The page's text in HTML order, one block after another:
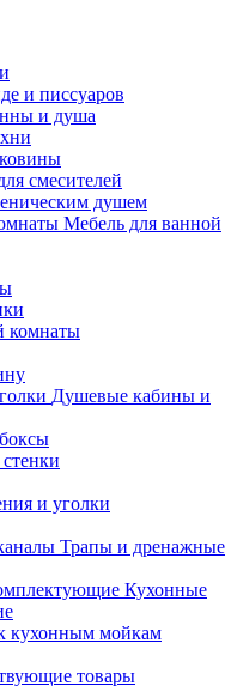
и писсуаров
и душа
смесителей
душем
Мебель для ванной
комнаты
Душевые кабины и
и уголки
Трапы и дренажные
Кухонные
кухонным мойкам